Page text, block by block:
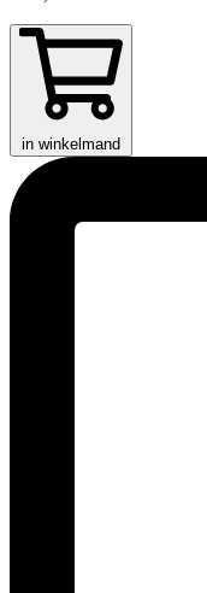
in winkelmand